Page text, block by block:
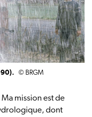
© BRGM
mission est de
dont